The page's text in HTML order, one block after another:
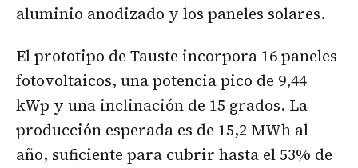
aluminio anodizado y los paneles solares.
El prototipo de Tauste incorpora 16 paneles
fotovoltaicos, una potencia pico de 9,44
kWp y una inclinación de 15 grados. La
producción esperada es de 15,2 MWh al
año, suficiente para cubrir hasta el 53% de